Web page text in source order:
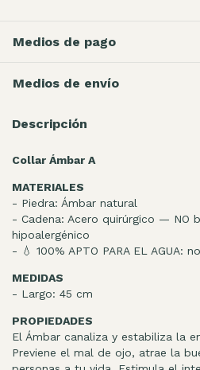
Medios de pago
Medios de envío
Descripción
Collar Ámbar A
MATERIALES
- Piedra: Ámbar natural
- Cadena: Acero quirúrgico — NO
hipoalergénico
- 💧 100% APTO PARA EL AGUA:
MEDIDAS
- Largo: 45 cm
PROPIEDADES
El Ámbar canaliza y estabiliza la
Previene el mal de ojo, atrae la